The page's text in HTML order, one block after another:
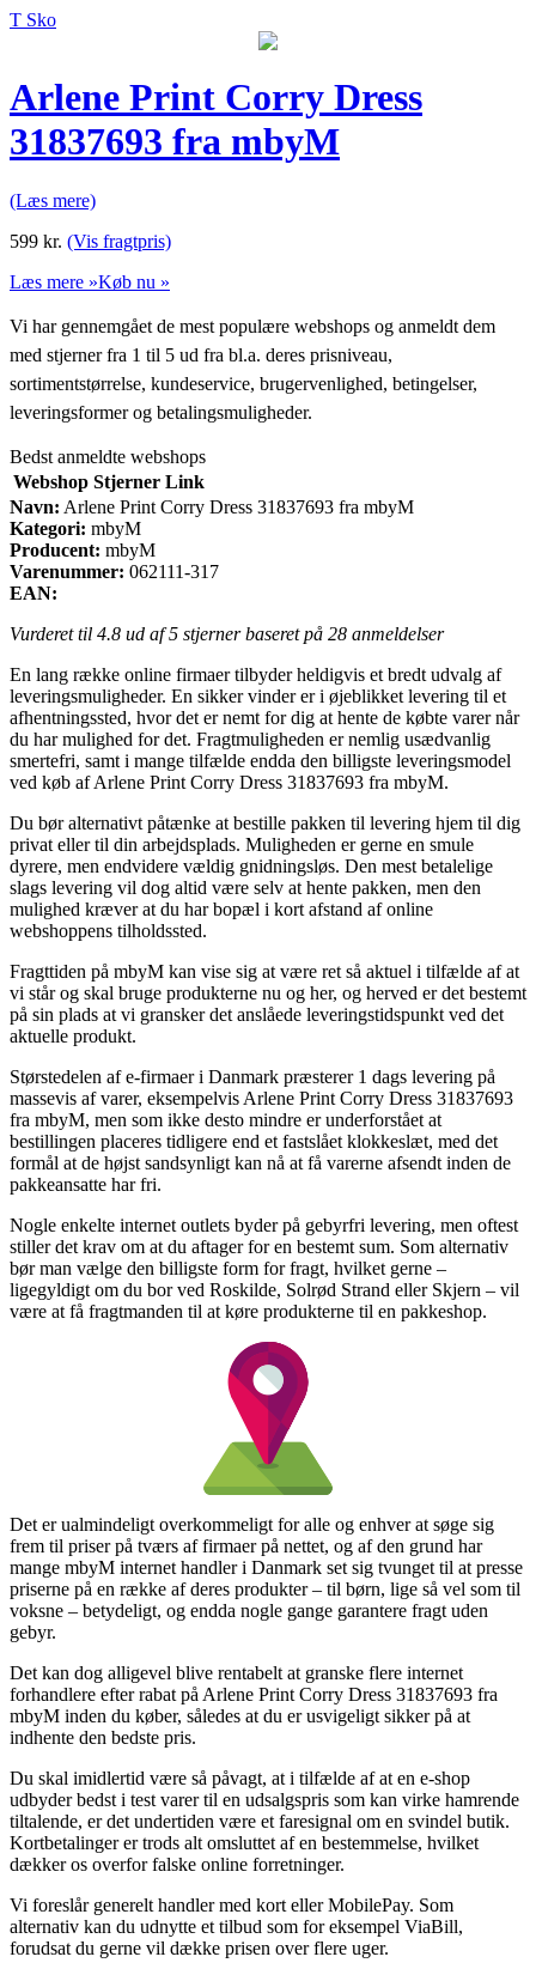
T Sko
Arlene Print Corry Dress
31837693 fra mbyM
(Læs mere)
599 kr. (Vis fragtpris)
Læs mere »Køb nu »
Vi har gennemgået de mest populære webshops og anmeldt dem
med stjerner fra 1 til 5 ud fra bl.a. deres prisniveau,
sortimentstørrelse, kundeservice, brugervenlighed, betingelser,
leveringsformer og betalingsmuligheder.
Bedst anmeldte webshops
Webshop Stjerner Link
Navn: Arlene Print Corry Dress 31837693 fra mbyM
Kategori: mbyM
Producent: mbyM
Varenummer: 062111-317
EAN:
Vurderet til 4.8 ud af 5 stjerner baseret på 28 anmeldelser
En lang række online firmaer tilbyder heldigvis et bredt udvalg af
leveringsmuligheder. En sikker vinder er i øjeblikket levering til et
afhentningssted, hvor det er nemt for dig at hente de købte varer når
du har mulighed for det. Fragtmuligheden er nemlig usædvanlig
smertefri, samt i mange tilfælde endda den billigste leveringsmodel
ved køb af Arlene Print Corry Dress 31837693 fra mbyM.
Du bør alternativt påtænke at bestille pakken til levering hjem til dig
privat eller til din arbejdsplads. Muligheden er gerne en smule
dyrere, men endvidere vældig gnidningsløs. Den mest betalelige
slags levering vil dog altid være selv at hente pakken, men den
mulighed kræver at du har bopæl i kort afstand af online
webshoppens tilholdssted.
Fragttiden på mbyM kan vise sig at være ret så aktuel i tilfælde af at
vi står og skal bruge produkterne nu og her, og herved er det bestemt
på sin plads at vi gransker det anslåede leveringstidspunkt ved det
aktuelle produkt.
Størstedelen af e-firmaer i Danmark præsterer 1 dags levering på
massevis af varer, eksempelvis Arlene Print Corry Dress 31837693
fra mbyM, men som ikke desto mindre er underforstået at
bestillingen placeres tidligere end et fastslået klokkeslæt, med det
formål at de højst sandsynligt kan nå at få varerne afsendt inden de
pakkeansatte har fri.
Nogle enkelte internet outlets byder på gebyrfri levering, men oftest
stiller det krav om at du aftager for en bestemt sum. Som alternativ
bør man vælge den billigste form for fragt, hvilket gerne –
ligegyldigt om du bor ved Roskilde, Solrød Strand eller Skjern – vil
være at få fragtmanden til at køre produkterne til en pakkeshop.
Det er ualmindeligt overkommeligt for alle og enhver at søge sig
frem til priser på tværs af firmaer på nettet, og af den grund har
mange mbyM internet handler i Danmark set sig tvunget til at presse
priserne på en række af deres produkter – til børn, lige så vel som til
voksne – betydeligt, og endda nogle gange garantere fragt uden
gebyr.
Det kan dog alligevel blive rentabelt at granske flere internet
forhandlere efter rabat på Arlene Print Corry Dress 31837693 fra
mbyM inden du køber, således at du er usvigeligt sikker på at
indhente den bedste pris.
Du skal imidlertid være så påvagt, at i tilfælde af at en e-shop
udbyder bedst i test varer til en udsalgspris som kan virke hamrende
tiltalende, er det undertiden være et faresignal om en svindel butik.
Kortbetalinger er trods alt omsluttet af en bestemmelse, hvilket
dækker os overfor falske online forretninger.
Vi foreslår generelt handler med kort eller MobilePay. Som
alternativ kan du udnytte et tilbud som for eksempel ViaBill,
forudsat du gerne vil dække prisen over flere uger.